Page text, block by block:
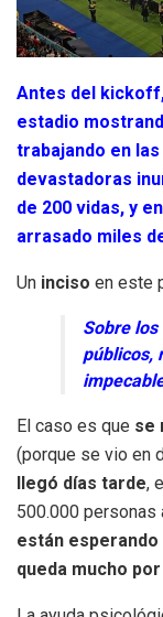
Antes del
estadio
trabajando en
devastadoras
de 200 vidas, y
arrasado miles
Un inciso en este
Sobre
públicos,
El caso es que se
(porque se vio en
llegó días tarde,
500.000 personas
están esperando
queda mucho